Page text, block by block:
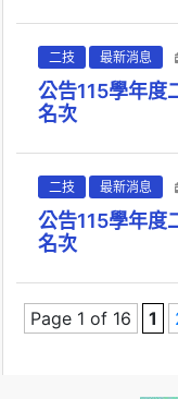
二技 最新消息
公告115學年度
名次
二技 最新消息
公告115學年度
名次
Page 1 of 16 1